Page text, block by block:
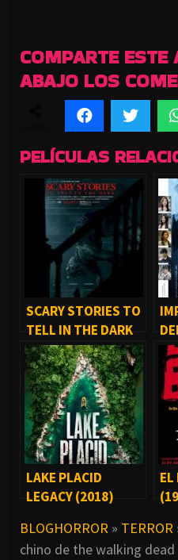
COMPARTE
ABAJO LOS
PELÍCULAS
SCARY STORIES TO
TELL IN THE DARK
(2019)
LAKE PLACID
LEGACY (2018)
EL
BLOGHORROR » TERROR
chino de the walking dead